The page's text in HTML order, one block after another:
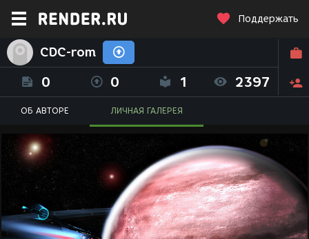
Поддержать
CDC-rom
0 0 1 2397
ОБ АВТОРЕ ЛИЧНАЯ ГАЛЕРЕЯ